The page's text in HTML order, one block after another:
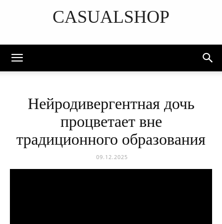
CASUALSHOP
Нейродивергентная дочь
процветает вне
традиционного образования
09.12.2025